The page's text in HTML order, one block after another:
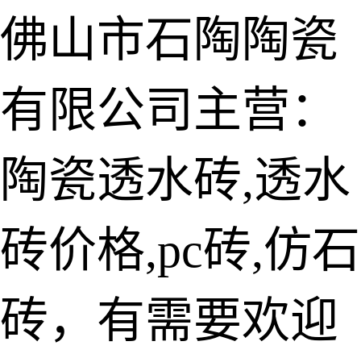
佛山市石陶陶瓷
有限公司主营：
陶瓷透水砖,透水
砖价格,pc砖,仿石
砖，有需要欢迎
陶瓷透水砖
生态仿石砖
仿石透水砖
承重仿石砖
细面透水砖